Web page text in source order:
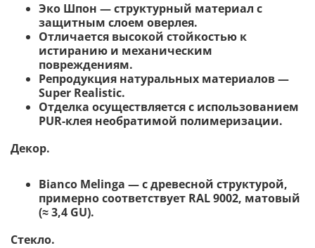
Эко Шпон — структурный материал с
защитным слоем оверлея.
Отличается высокой стойкостью к
истиранию и механическим
повреждениям.
Репродукция натуральных материалов —
Super Realistic.
Отделка осуществляется с использованием
PUR-клея необратимой полимеризации.
Декор.
Bianco Melinga — с древесной структурой,
примерно соответствует RAL 9002, матовый
(≈ 3,4 GU).
Стекло.